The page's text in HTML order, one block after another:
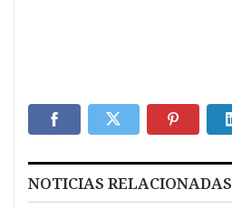
NOTICIAS RELACIONADAS